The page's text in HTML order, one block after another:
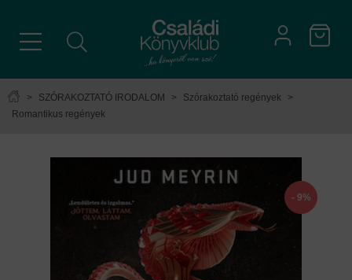
> SZÓRAKOZTATÓ IRODALOM > Szórakoztató regények
>
Romantikus regények
- 9%